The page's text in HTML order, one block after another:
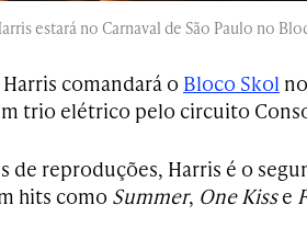
estará no Carnaval de São Paulo no
comandará o Bloco Skol
trio elétrico pelo circuito
de reproduções, Harris é o
hits como Summer, One Kisse